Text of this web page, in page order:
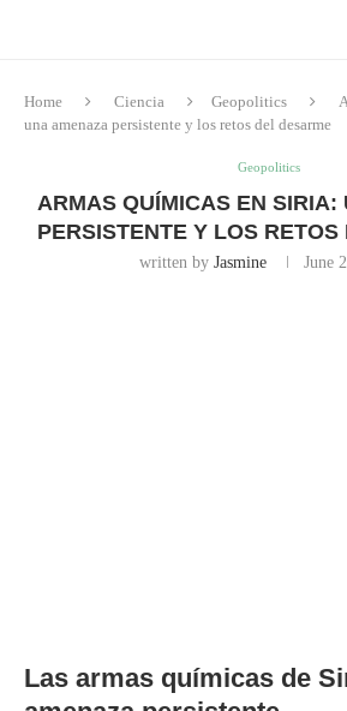
Home Ciencia Geopolitics
una amenaza persistente y los retos del desarme
Geopolitics
ARMAS QUÍMICAS EN SIRIA:
PERSISTENTE Y LOS
written by Jasmine June
Las armas químicas de